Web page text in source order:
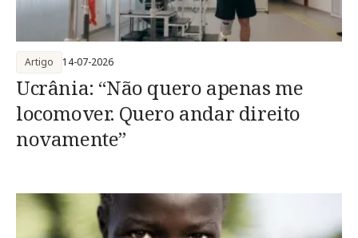
Ucrânia: “Não quero apenas me
locomover. Quero andar direito
novamente”
Artigo 14-07-2026